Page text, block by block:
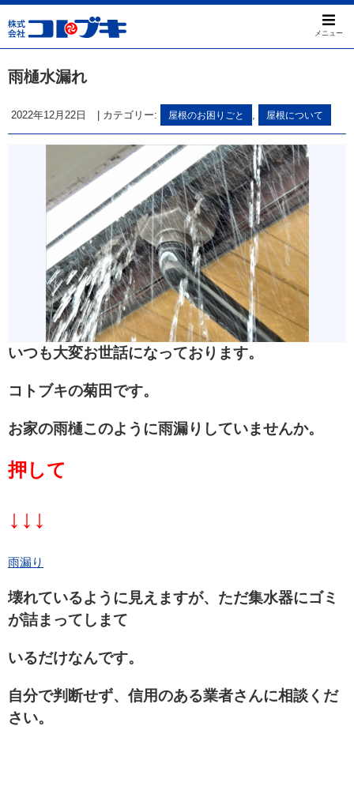
メニュー
雨樋水漏れ
2022年12月22日 カテゴリー: 屋根のお困りごと , 屋根について
いつも大変お世話になっております。
コトブキの菊田です。
お家の雨樋このように雨漏りしていませんか。
押して
↓↓↓
雨漏り
壊れているように見えますが、ただ集水器にゴミ
が詰まってしまて
いるだけなんです。
自分で判断せず、信用のある業者さんに相談くだ
さい。